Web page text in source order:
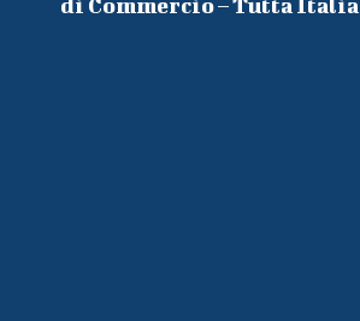
di Commercio – Tutta Italia